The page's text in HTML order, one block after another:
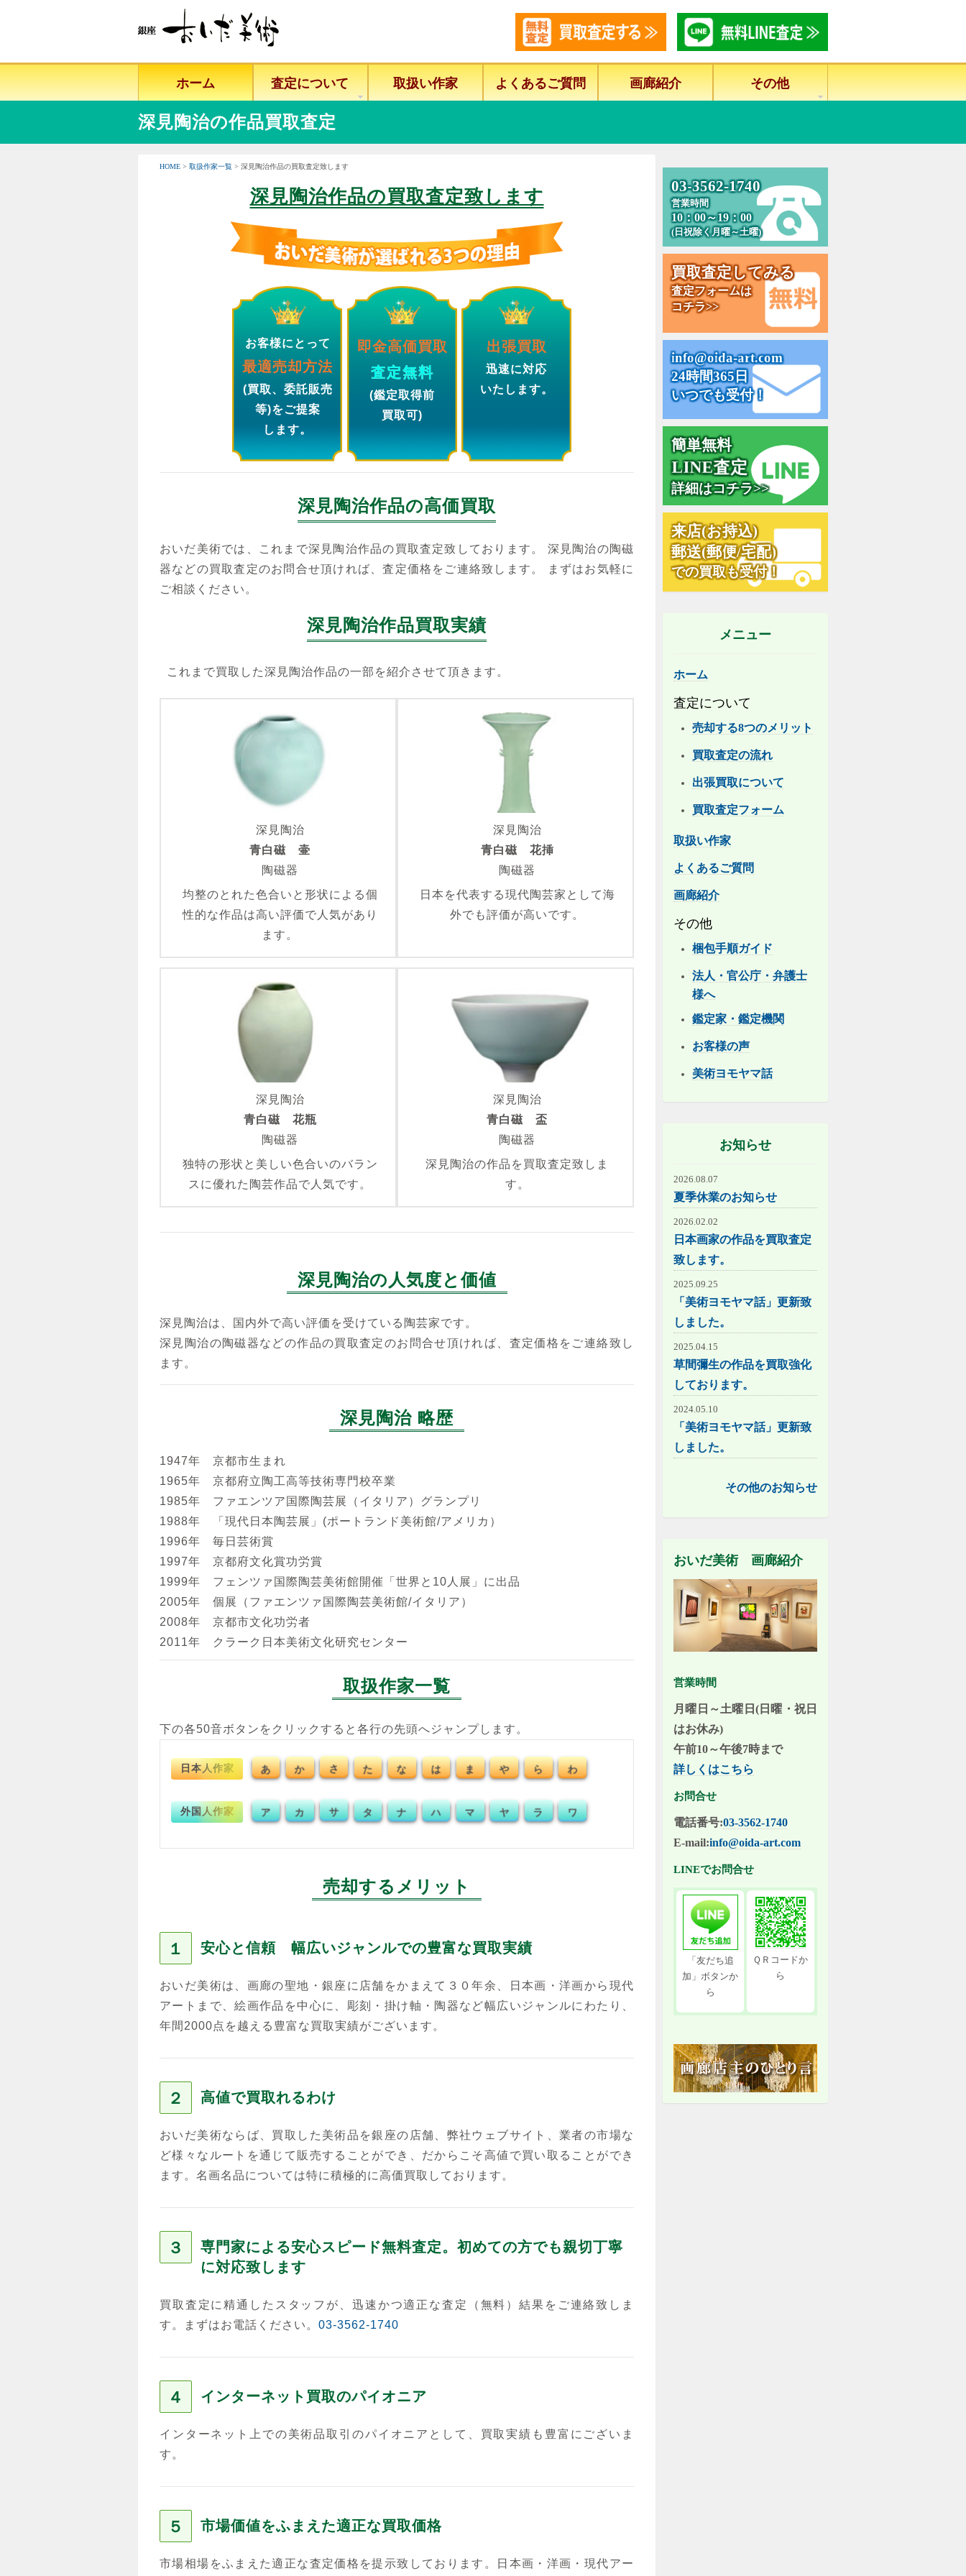
ホーム 査定について 取扱い作家 よくあるご質問 画廊紹介 その他
深見陶治の作品買取査定
HOME > 取扱作家一覧 > 深見陶治作品の買取査定致します
深見陶治作品の買取査定致します
お客様にとって
最適売却方法
(買取、委託販売
等)をご提案
します。
即金高価買取
査定無料
(鑑定取得前
買取可)
出張買取
迅速に対応
いたします。
深見陶治作品の高価買取
おいだ美術では、これまで深見陶治作品の買取査定致しております。 深見陶治の陶磁
器などの買取査定のお問合せ頂ければ、査定価格をご連絡致します。 まずはお気軽に
ご相談ください。
深見陶治作品買取実績
これまで買取した深見陶治作品の一部を紹介させて頂きます。
深見陶治
青白磁 壷
陶磁器
均整のとれた色合いと形状による個
性的な作品は高い評価で人気があり
ます。
深見陶治
青白磁 花挿
陶磁器
日本を代表する現代陶芸家として海
外でも評価が高いです。
深見陶治
青白磁 花瓶
陶磁器
独特の形状と美しい色合いのバラン
スに優れた陶芸作品で人気です。
深見陶治
青白磁 盃
陶磁器
深見陶治の作品を買取査定致しま
す。
深見陶治の人気度と価値
深見陶治は、国内外で高い評価を受けている陶芸家です。
深見陶治の陶磁器などの作品の買取査定のお問合せ頂ければ、査定価格をご連絡致し
ます。
深見陶治 略歴
1947年 京都市生まれ
1965年 京都府立陶工高等技術専門校卒業
1985年 ファエンツア国際陶芸展（イタリア）グランプリ
1988年 「現代日本陶芸展」(ポートランド美術館/アメリカ）
1996年 毎日芸術賞
1997年 京都府文化賞功労賞
1999年 フェンツァ国際陶芸美術館開催「世界と10人展」に出品
2005年 個展（ファエンツァ国際陶芸美術館/イタリア）
2008年 京都市文化功労者
2011年 クラーク日本美術文化研究センター
取扱作家一覧
下の各50音ボタンをクリックすると各行の先頭へジャンプします。
日本人作家 あ か さ た な は ま や ら わ
外国人作家 ア カ サ タ ナ ハ マ ヤ ラ ワ
売却するメリット
１ 安心と信頼 幅広いジャンルでの豊富な買取実績
おいだ美術は、画廊の聖地・銀座に店舗をかまえて３０年余、日本画・洋画から現代
アートまで、絵画作品を中心に、彫刻・掛け軸・陶器など幅広いジャンルにわたり、
年間2000点を越える豊富な買取実績がございます。
２ 高値で買取れるわけ
おいだ美術ならば、買取した美術品を銀座の店舗、弊社ウェブサイト、業者の市場な
ど様々なルートを通じて販売することができ、だからこそ高値で買い取ることができ
ます。名画名品については特に積極的に高価買取しております。
３
専門家による安心スピード無料査定。初めての方でも親切丁寧
に対応致します
買取査定に精通したスタッフが、迅速かつ適正な査定（無料）結果をご連絡致しま
す。まずはお電話ください。 03-3562-1740
４ インターネット買取のパイオニア
インターネット上での美術品取引のパイオニアとして、買取実績も豊富にございま
す。
５ 市場価値をふまえた適正な買取価格
市場相場をふまえた適正な査定価格を提示致しております。日本画・洋画・現代アー
03-3562-1740
営業時間
10：00～19：00
(日祝除く月曜～土曜)
買取査定してみる
査定フォームは
コチラ>>
info@oida-art.com
24時間365日
いつでも受付！
簡単無料
LINE査定
詳細はコチラ>>
来店(お持込)
郵送(郵便/宅配)
での買取も受付！
メニュー
ホーム
査定について
売却する8つのメリット
買取査定の流れ
出張買取について
買取査定フォーム
取扱い作家
よくあるご質問
画廊紹介
その他
梱包手順ガイド
法人・官公庁・弁護士
様へ
鑑定家・鑑定機関
お客様の声
美術ヨモヤマ話
お知らせ
2026.08.07
夏季休業のお知らせ
2026.02.02
日本画家の作品を買取査定
致します。
2025.09.25
「美術ヨモヤマ話」更新致
しました。
2025.04.15
草間彌生の作品を買取強化
しております。
2024.05.10
「美術ヨモヤマ話」更新致
しました。
その他のお知らせ
おいだ美術 画廊紹介
営業時間
月曜日～土曜日(日曜・祝日
はお休み)
午前10～午後7時まで
詳しくはこちら
お問合せ
電話番号:03-3562-1740
E-mail:info@oida-art.com
LINEでお問合せ
「友だち追
加」ボタンか
ら
ＱＲコードか
ら